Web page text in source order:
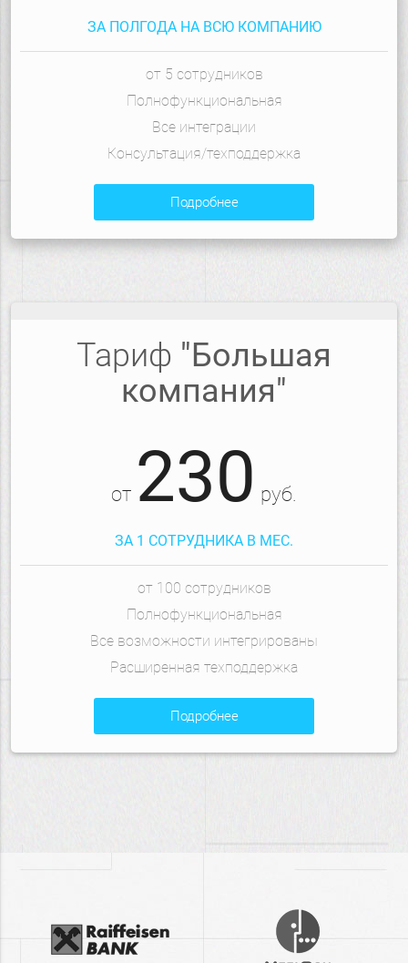
ЗА ПОЛГОДА НА ВСЮ КОМПАНИЮ
от 5 сотрудников
Полнофункциональная
Все интеграции
Консультация/техподдержка
подробнее
Тариф "Большая
компания"
от 230 руб.
ЗА 1 СОТРУДНИКА В МЕС.
от 100 сотрудников
Полнофункциональная
Все возможности интегрированы
Расширенная техподдержка
подробнее